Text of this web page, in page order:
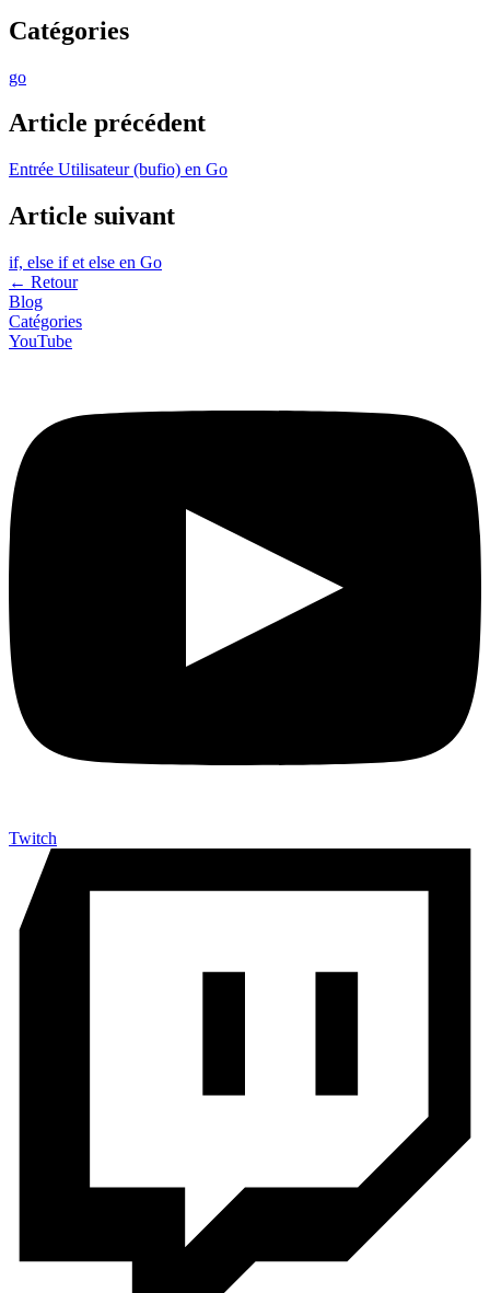
Catégories
go
Article précédent
Entrée Utilisateur (bufio) en Go
Article suivant
if, else if et else en Go
← Retour
Blog
Catégories
YouTube
Twitch